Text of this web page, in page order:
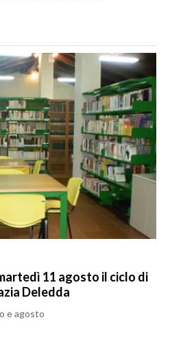
11 agosto il ciclo di
Deledda
e agosto